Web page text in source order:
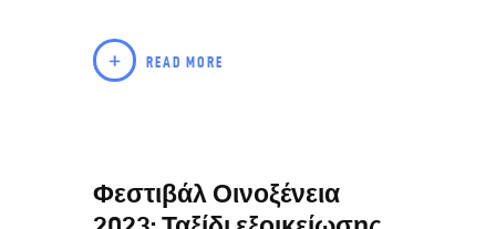
READ MORE
Φεστιβάλ Οινοξένεια